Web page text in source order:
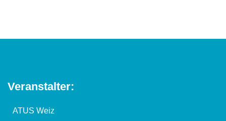
Veranstalter:
ATUS Weiz